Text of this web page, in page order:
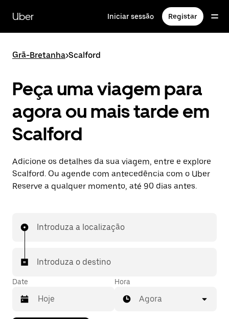
para
conteúdo
Uber Iniciar sessão Registar
Grã-Bretanha>Scalford
Peça uma viagem para
agora ou mais tarde em
Scalford
Adicione os detalhes da sua viagem, entre e explore
Scalford. Ou agende com antecedência com o Uber
Reserve a qualquer momento, até 90 dias antes.
Introduza a localização
Introduza o destino
Date Hora
Agora